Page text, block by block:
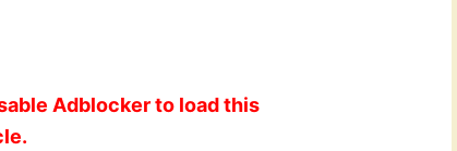
Adblocker to load this